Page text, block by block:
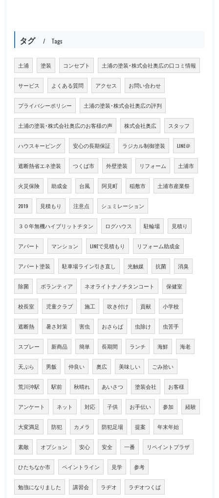
タグ Tags
土浦 塗装 コンセプト 土浦の塗装･株式会社奥広の口コミ情報
サービス よくある質問 アクセス お問い合わせ
プライバシーポリシー 土浦の塗装･株式会社奥広の評判
土浦の塗装･株式会社奥広のお客様の声 株式会社奥広 スタッフ
ハウスキーピング 安心の長期保証 ラジカル制御塗装 LINE＠
遮断熱省エネ塗装 つくば市 外壁塗装 リフォーム 土浦市
火災保険 助成金 台風 阿見町 稲敷市 土浦市産業祭
2019 見積もり 注意点 シュミレーション
３０年無機ハイブリットチタン ログハウス 駐輪場 見積り
アパート マンション LINEで見積もり リフォーム助成金
アパート塗装 駐車場ライン引き直し 光触媒 抗菌 消臭
除菌 ボランティア ネオライトナノチタンコート 保健室
校長室 児童クラブ 施工 吹き付け 貢献 小学校
遮断熱 暑さ対策 害虫 おさらば 虫除け 虫苦手
スプレー 新商品 簡単 長期間 ランチ 海鮮 海老
天ぷら 男飯 仲良い 奥広 美味しい ごみ拾い
荒川沖駅 駅前 秋晴れ あいさつ 塗装会社 お客様
アンケート ネット 対応 子供 お手伝い 参加 経験
大変満足 防犯 カメラ 防犯足場 提案 年末年始
素敵 オプション 安心 安全 一番 リペイントプラザ
ひたちなか市 ペイントライン 見学 参考
勉強になりました 講習会 ラヂオ ラヂオつくば